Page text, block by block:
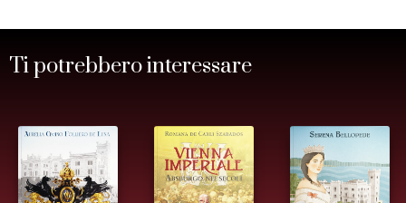
Ti potrebbero interessare